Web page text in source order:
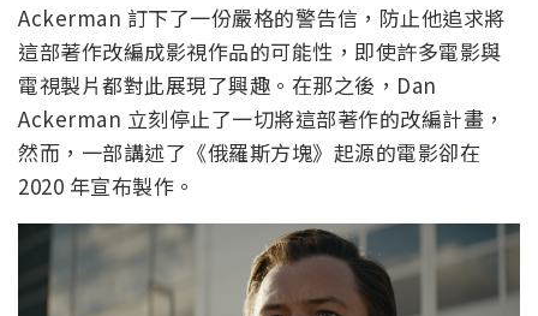
Ackerman 訂下了一份嚴格的警告信，防止他追求將
這部著作改編成影視作品的可能性，即使許多電影與
電視製片都對此展現了興趣。在那之後，Dan
Ackerman 立刻停止了一切將這部著作的改編計畫，
然而，一部講述了《俄羅斯方塊》起源的電影卻在
2020 年宣布製作。